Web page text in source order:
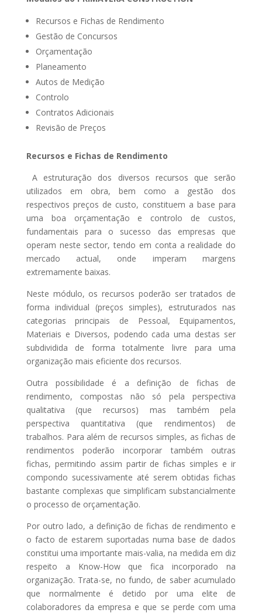
Recursos e Fichas de Rendimento
Gestão de Concursos
Orçamentação
Planeamento
Autos de Medição
Controlo
Contratos Adicionais
Revisão de Preços
Recursos e Fichas de Rendimento
A estruturação dos diversos recursos que serão
utilizados em obra, bem como a gestão dos
respectivos preços de custo, constituem a base para
uma boa orçamentação e controlo de custos,
fundamentais para o sucesso das empresas que
operam neste sector, tendo em conta a realidade do
mercado actual, onde imperam margens
extremamente baixas.
Neste módulo, os recursos poderão ser tratados de
forma individual (preços simples), estruturados nas
categorias principais de Pessoal, Equipamentos,
Materiais e Diversos, podendo cada uma destas ser
subdividida de forma totalmente livre para uma
organização mais eficiente dos recursos.
Outra possibilidade é a definição de fichas de
rendimento, compostas não só pela perspectiva
qualitativa (que recursos) mas também pela
perspectiva quantitativa (que rendimentos) de
trabalhos. Para além de recursos simples, as fichas de
rendimentos poderão incorporar também outras
fichas, permitindo assim partir de fichas simples e ir
compondo sucessivamente até serem obtidas fichas
bastante complexas que simplificam substancialmente
o processo de orçamentação.
Por outro lado, a definição de fichas de rendimento e
o facto de estarem suportadas numa base de dados
constitui uma importante mais-valia, na medida em diz
respeito a Know-How que fica incorporado na
organização. Trata-se, no fundo, de saber acumulado
que normalmente é detido por uma elite de
colaboradores da empresa e que se perde com uma